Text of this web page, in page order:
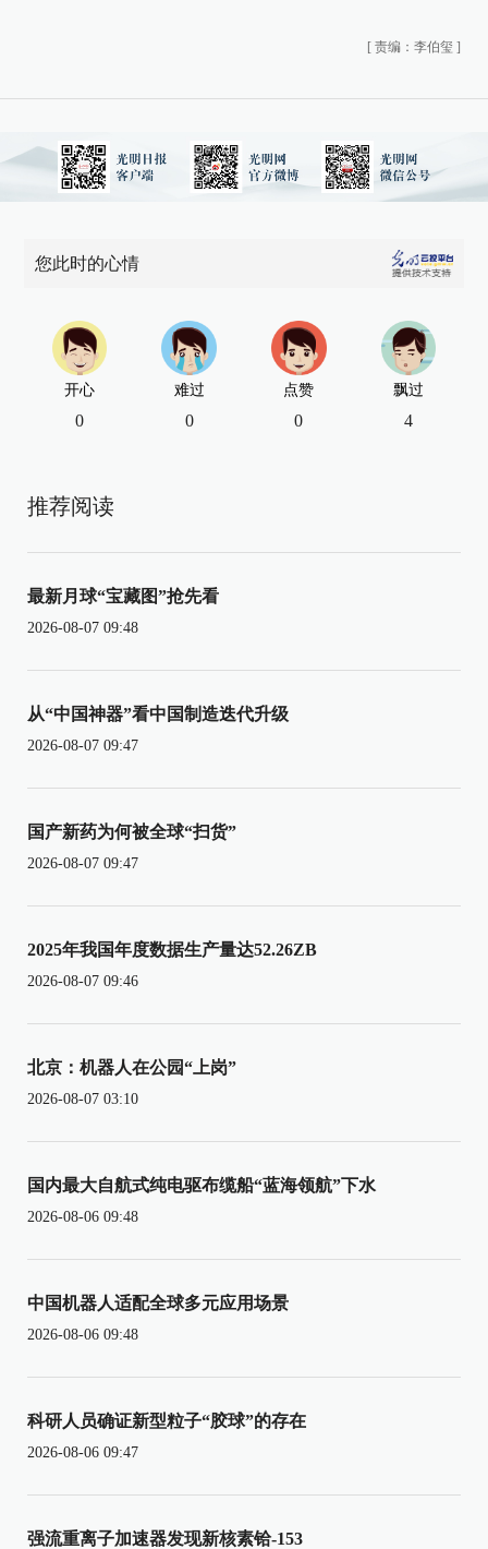
[ 责编：李伯玺 ]
您此时的心情
开心
0
难过
0
点赞
0
飘过
4
推荐阅读
最新月球“宝藏图”抢先看
2026-08-07 09:48
从“中国神器”看中国制造迭代升级
2026-08-07 09:47
国产新药为何被全球“扫货”
2026-08-07 09:47
2025年我国年度数据生产量达52.26ZB
2026-08-07 09:46
北京：机器人在公园“上岗”
2026-08-07 03:10
国内最大自航式纯电驱布缆船“蓝海领航”下水
2026-08-06 09:48
中国机器人适配全球多元应用场景
2026-08-06 09:48
科研人员确证新型粒子“胶球”的存在
2026-08-06 09:47
强流重离子加速器发现新核素铪-153